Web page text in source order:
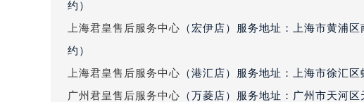
辽宁省沈阳市沈河区中街路83号亨得利名表维
北京市东城区东长安街1号王府井东方广场W3
河北省保定市竞秀区朝阳北大街北国先天下君
约）
上海君皇售后服务中心 （宏伊店）服务地址：上海市黄浦
约）
上海君皇售后服务中心 （港汇店）服务地址：上海市徐汇
广州君皇售后服务中心 （万菱店）服务地址：广州市天河